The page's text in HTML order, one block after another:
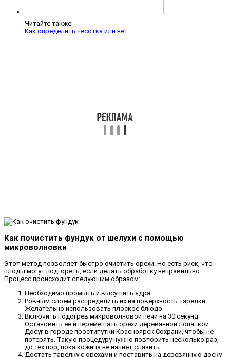
Читайте также:
Как определить чесотка или нет
Как почистить фундук от шелухи с помощью
микроволновки
Этот метод позволяет быстро очистить орехи. Но есть риск, что
плоды могут подгореть, если делать обработку неправильно.
Процесс происходит следующим образом:
Необходимо промыть и высушить ядра.
Ровным слоем распределить их на поверхность тарелки.
Желательно использовать плоское блюдо.
Включить подогрев микроволновой печи на 30 секунд.
Остановить ее и перемешать орехи деревянной лопаткой.
Досуг в городе проститутки Красноярск Сохрани, чтобы не
потерять. Такую процедуру нужно повторить несколько раз,
до тех пор, пока кожица не начнет слазить.
Достать тарелку с орехами и поставить на деревянную доску.